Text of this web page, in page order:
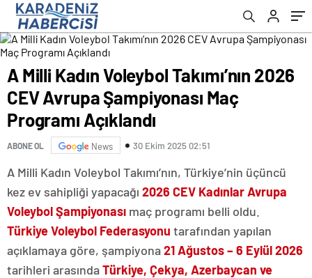
A Milli Kadın Voleybol Takımı’nın 2026
CEV Avrupa Şampiyonası Maç
Programı Açıklandı
ABONE OL News 30 Ekim 2025 02:51
A Milli Kadın Voleybol Takımı’nın, Türkiye’nin üçüncü
kez ev sahipliği yapacağı 2026 CEV Kadınlar Avrupa
Voleybol Şampiyonası maç programı belli oldu.
Türkiye Voleybol Federasyonu tarafından yapılan
açıklamaya göre, şampiyona21 Ağustos – 6 Eylül 2026
tarihleri arasındaTürkiye, Çekya, Azerbaycan ve